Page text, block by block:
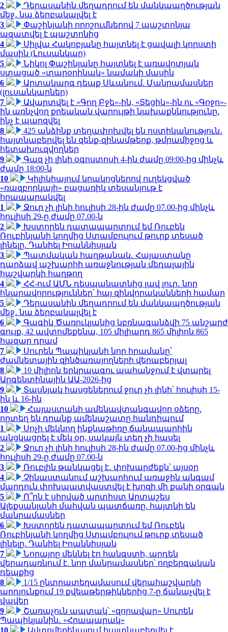
2
Դերասանին մեղադրում են մանկապղծության
մեջ․ նա ձերբակալվել է
3
Փաշինյանի որոշումներով 7 պաշտոնյա
ազատվել է պաշտոնից
4
Սիլվա Հակոբյանը հայտնել է ցավալի կորստի
մասին (Լուսանկար)
5
Նիկոլ Փաշինյանը հայտնել է առավոտյան
ստացած «տարօրինակ» նամակի մասին
6
Արտակարգ դեպք Սևանում. Մանրամասներ
(լուսանկարներ)
7
Ավարտվել է «Գող Բջե»-ին, «Տեցիկ»-ին ու «Գոջո»-
ին առնչվող քրեական վարույթի նախաքննությունը.
ինչ է պարզվել
8
425 անձինք տեղափոխվել են ոստիկանություն․
հայտնաբերվել են զենք-զինամթերք, թմրամիջոց և
հետախուզվողներ
9
Գազ չի լինի օգոստոսի 4-ին ժամը 09:00-ից մինչև
ժամը 18:00-ն
10
Կիլիկիայում կրակոցներով ուղեկցված
«ռազբորկայի» բացառիկ տեսանյութ է
հրապարակվել
1
Ջուր չի լինի հուլիսի 28-ին ժամը 07.00-ից մինչև
հուլիսի 29-ը ժամը 07.00-ն
2
Խստորեն դատապարտում եմ Ռուբեն
Ռուբինյանի կողմից Ստամբուլում թուրք տեսած
լինելը. Դանիել Իոաննիսյան
3
Պատմական հաղթանակ․ Հայաստանը
դարձավ աշխարհի առաջնության մեդալային
հաշվարկի հաղթող
4
ՀՀ-ում ԱՄՆ դեսպանատնից լավ լուր․ նոր
հնարավորություններ՝ հայ զինվորականների համար
5
Դերասանին մեղադրում են մանկապղծության
մեջ․ նա ձերբակալվել է
6
Գագիկ Ծառուկյանից կբռնագանձվի 75 անշարժ
գույք, 42 ավտոմեքենա, 105 միլիարդ 865 միլիոն 865
հազար դրամ
7
Սուրեն Պապիկյանի նոր հրամանը՝
ժամկետային զինծառայողների վերաբերյալ
8
10 միլիոն երկրպագու պահանջում է վտարել
Արգենտինային ԱԱ-2026-ից
9
Տասնյակ հասցեներում ջուր չի լինի՝ հուլիսի 15-
ին և 16-ին
10
Հայաստանի ամենավտանգավոր օձերը.
որտեղ են դրանք ամենաշատը հանդիպում
1
Սոչի մեկնող ինքնաթիռը ճանապարհին
անցկացրել է մեկ օր, սակայն տեղ չի հասել
2
Ջուր չի լինի հուլիսի 28-ին ժամը 07.00-ից մինչև
հուլիսի 29-ը ժամը 07.00-ն
3
Ռուբլին թանկացել է․ փոխարժեքն՝ այսօր
4
Չինաստանում աշխարհում առաջին անգամ
մարդուն փոխպատվաստվել է խոզի մի քանի օրգան
5
Ո՞րն է սիրված արտիստ Արտաշես
Ալեքսանյանի մահվան պատճառը. հայտնի են
մանրամասներ
6
Խստորեն դատապարտում եմ Ռուբեն
Ռուբինյանի կողմից Ստամբուլում թուրք տեսած
լինելը. Դանիել Իոաննիսյան
7
Նորայրը մեկնել էր հանգստի, արդեն
վերադառնում է. նոր մանրամասներ՝ ողբերգական
դեպքից
8
1/15 ընտրատեղամասում վերահաշվարկի
արդյունքում 19 քվեաթերթիկներից 7-ը ճանաչվել է
վավեր
9
Շառաչուն ապտակ՝ «զորավար» Սուրեն
Պապիկյանին․ «Հրապարակ»
10
Ավտոմեքենայում հայտնաբերվել է